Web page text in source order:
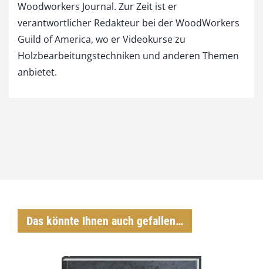
Woodworkers Journal. Zur Zeit ist er
verantwortlicher Redakteur bei der WoodWorkers
Guild of America, wo er Videokurse zu
Holzbearbeitungstechniken und anderen Themen
anbietet.
Das könnte Ihnen auch gefallen…